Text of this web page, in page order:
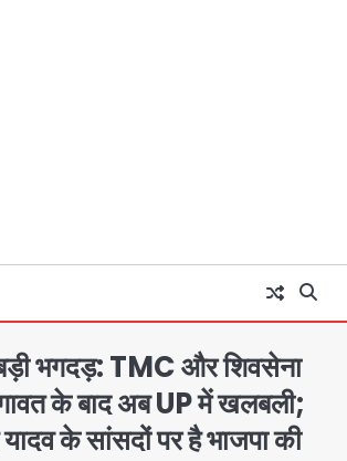
बड़ी भगदड़: TMC और शिवसेना
के बाद अब UP में खलबली;
के सांसदों पर है भाजपा की